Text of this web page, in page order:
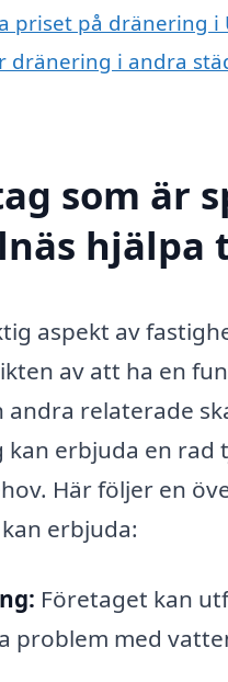
priset på dränering i
dränering i andra
som är
hjälpa
aspekt av
av att ha en
relaterade
erbjuda en
Här följer en
erbjuda:
Företaget kan
med